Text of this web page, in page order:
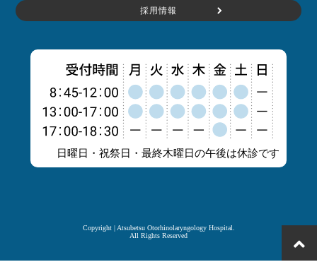
採用情報
日曜日・祝祭日・最終木曜日の午後は休診です
Copyright | Atsubetsu Otorhinolaryngology Hospital.
All Rights Reserved